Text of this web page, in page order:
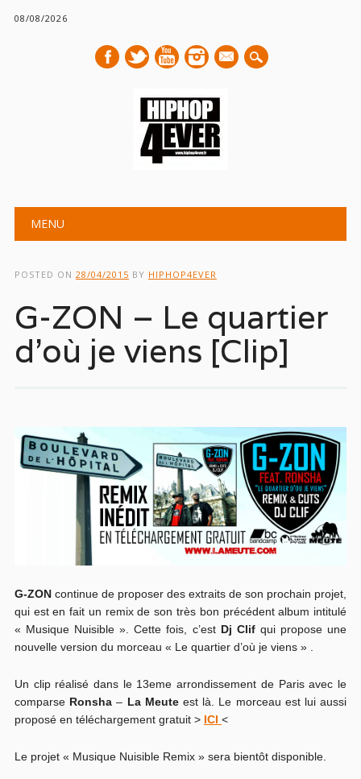
08/08/2026
mail
Main menu
MENU
POSTED ON 28/04/2015 BY HIPHOP4EVER
G-ZON – Le quartier
d’où je viens [Clip]
G-ZONcontinue de proposer des extraits de son prochain projet,
qui est en fait un remix de son très bon précédent album intitulé
« Musique Nuisible ». Cette fois, c’estDj Clifqui propose une
nouvelle version du morceau « Le quartier d’où je viens » .
Un clip réalisé dans le 13eme arrondissement de Paris avec le
comparse Ronsha – La Meuteest là. Le morceau est lui aussi
proposé en téléchargement gratuit > ICI <
Le projet « Musique Nuisible Remix » sera bientôt disponible.